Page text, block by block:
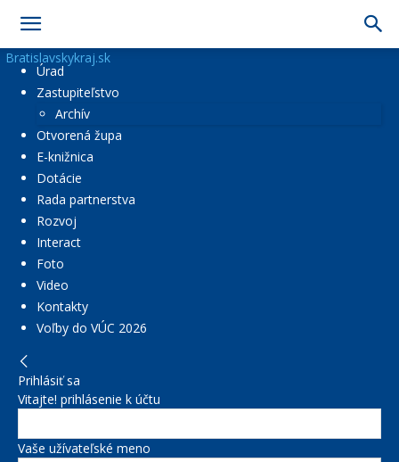
Bratislavskykraj.sk
Úrad
Zastupiteľstvo
Archív
Otvorená župa
E-knižnica
Dotácie
Rada partnerstva
Rozvoj
Interact
Foto
Video
Kontakty
Voľby do VÚC 2026
Prihlásiť sa
Vitajte! prihlásenie k účtu
Vaše užívateľské meno